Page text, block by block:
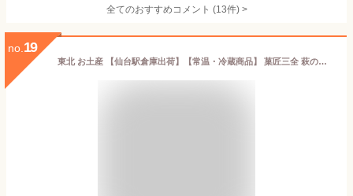
全てのおすすめコメント (13件) >
no. 19
東北 お土産 【仙台駅倉庫出荷】【常温・冷蔵商品】 菓匠三全 萩の月 20個入 仙台 お土産 東北 土産 東北みやげ お菓子 スイーツ 和菓子 カステラ ワッフル まんじゅう お年賀 お中元 御中元 お歳暮 御歳暮 内祝い お取り寄せ ギフト プレゼント のし可